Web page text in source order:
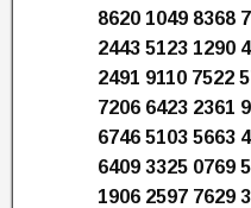
8620 1049 8368
2443 5123 1290
2491 9110 7522
7206 6423 2361
6746 5103 5663
6409 3325 0769
1906 2597 7629